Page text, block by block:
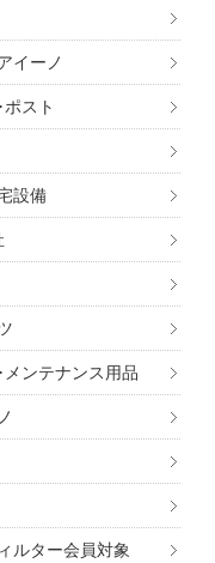
イーノ
スト
設備
メンテナンス用品
ルター会員対象